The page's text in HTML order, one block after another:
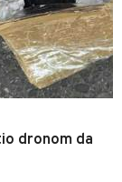
dronom da